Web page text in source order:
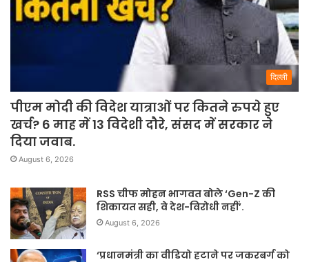
दिल्ली
पीएम मोदी की विदेश यात्राओं पर कितने रुपये हुए
खर्च? 6 माह में 13 विदेशी दौरे, संसद में सरकार ने
दिया जवाब.
August 6, 2026
RSS चीफ मोहन भागवत बोले ‘Gen-Z की
शिकायत सही, वे देश-विरोधी नहीं’.
August 6, 2026
‘प्रधानमंत्री का वीडियो हटाने पर जकरबर्ग को